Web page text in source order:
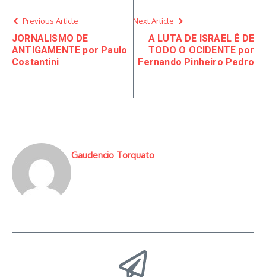
Previous Article
JORNALISMO DE
ANTIGAMENTE por Paulo
Costantini
Next Article
A LUTA DE ISRAEL É DE
TODO O OCIDENTE por
Fernando Pinheiro Pedro
Gaudencio Torquato